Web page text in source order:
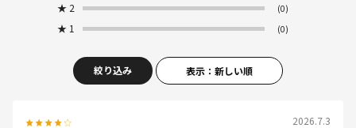
★ 2 (0)
★ 1 (0)
絞り込み 表示：新しい順
2026.7.3